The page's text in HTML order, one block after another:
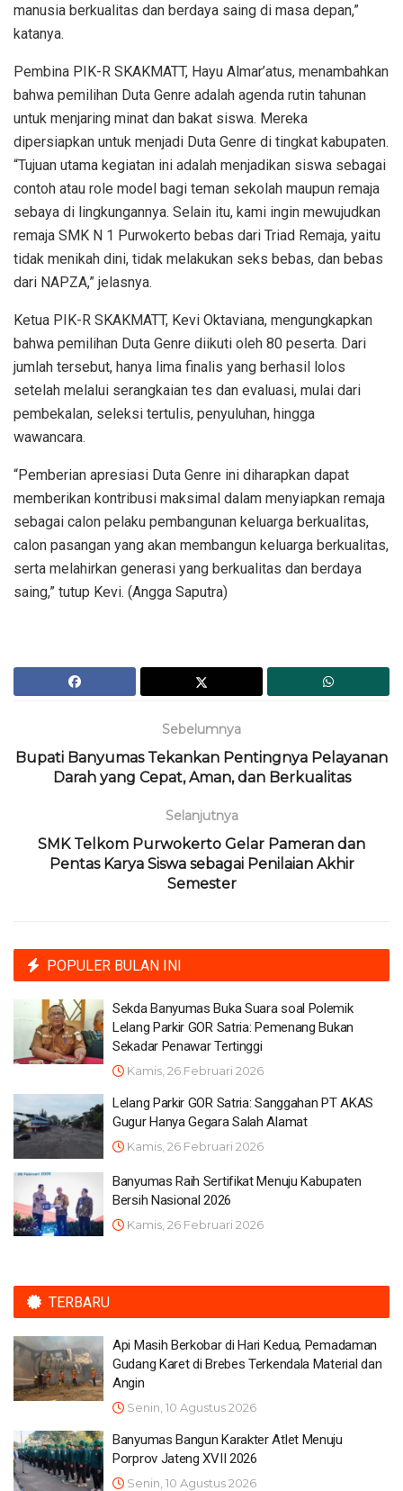
manusia berkualitas dan berdaya saing di masa depan,”
katanya.
Pembina PIK-R SKAKMATT, Hayu Almar’atus, menambahkan
bahwa pemilihan Duta Genre adalah agenda rutin tahunan
untuk menjaring minat dan bakat siswa. Mereka
dipersiapkan untuk menjadi Duta Genre di tingkat kabupaten.
“Tujuan utama kegiatan ini adalah menjadikan siswa sebagai
contoh atau role model bagi teman sekolah maupun remaja
sebaya di lingkungannya. Selain itu, kami ingin mewujudkan
remaja SMK N 1 Purwokerto bebas dari Triad Remaja, yaitu
tidak menikah dini, tidak melakukan seks bebas, dan bebas
dari NAPZA,” jelasnya.
Ketua PIK-R SKAKMATT, Kevi Oktaviana, mengungkapkan
bahwa pemilihan Duta Genre diikuti oleh 80 peserta. Dari
jumlah tersebut, hanya lima finalis yang berhasil lolos
setelah melalui serangkaian tes dan evaluasi, mulai dari
pembekalan, seleksi tertulis, penyuluhan, hingga
wawancara.
“Pemberian apresiasi Duta Genre ini diharapkan dapat
memberikan kontribusi maksimal dalam menyiapkan remaja
sebagai calon pelaku pembangunan keluarga berkualitas,
calon pasangan yang akan membangun keluarga berkualitas,
serta melahirkan generasi yang berkualitas dan berdaya
saing,” tutup Kevi. (Angga Saputra)
Sebelumnya
Bupati Banyumas Tekankan Pentingnya Pelayanan
Darah yang Cepat, Aman, dan Berkualitas
Selanjutnya
SMK Telkom Purwokerto Gelar Pameran dan
Pentas Karya Siswa sebagai Penilaian Akhir
Semester
POPULER BULAN INI
Sekda Banyumas Buka Suara soal Polemik
Lelang Parkir GOR Satria: Pemenang Bukan
Sekadar Penawar Tertinggi
Kamis, 26 Februari 2026
Lelang Parkir GOR Satria: Sanggahan PT AKAS
Gugur Hanya Gegara Salah Alamat
Kamis, 26 Februari 2026
Banyumas Raih Sertifikat Menuju Kabupaten
Bersih Nasional 2026
Kamis, 26 Februari 2026
TERBARU
Api Masih Berkobar di Hari Kedua, Pemadaman
Gudang Karet di Brebes Terkendala Material dan
Angin
Senin, 10 Agustus 2026
Banyumas Bangun Karakter Atlet Menuju
Porprov Jateng XVII 2026
Senin, 10 Agustus 2026